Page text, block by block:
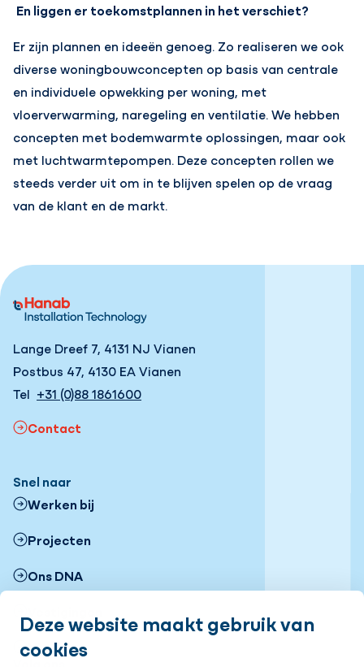
Deze website maakt gebruik van
cookies
En liggen er toekomstplannen in het verschiet?
Er zijn plannen en ideeën genoeg. Zo realiseren we ook
diversewoningbouwconcepten op basis van centrale
en individuele opwekking per woning, met
vloerverwarming, naregeling en ventilatie. We hebben
concepten met bodemwarmte oplossingen, maar ook
met luchtwarmtepompen. Deze concepten rollen we
steeds verder uit om in te blijven spelen op de vraag
van de klant en de markt.
Lange Dreef 7, 4131 NJ Vianen
Postbus 47, 4130 EA Vianen
Tel +31 (0)88 1861600
Contact
Snel naar
Werken bij
Projecten
Ons DNA
Nieuws